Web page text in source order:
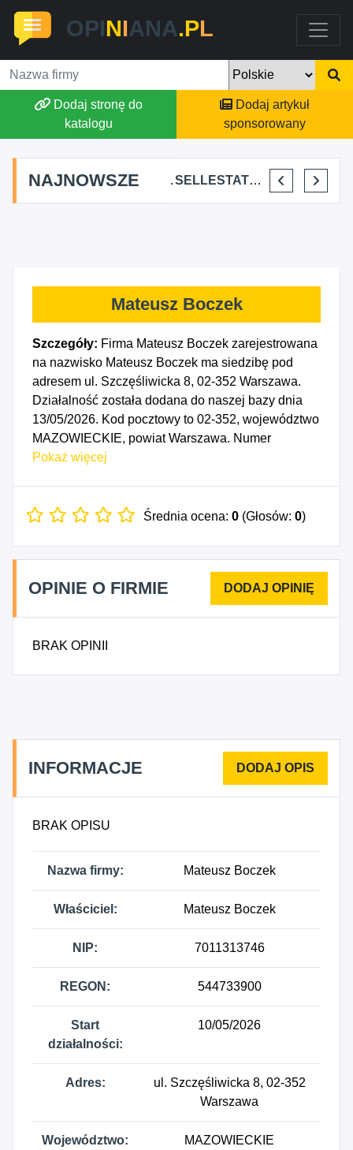
OPINIANA.PL
Dodaj stronę do
katalogu
Dodaj artykuł
sponsorowany
NAJNOWSZE
BARTŁOMIEJ DYLIK CLOUDY AFFAIRS INTERNATIONAL SELLESTATE AGATA SZALCZYK
Mateusz Boczek
Szczegóły: Firma Mateusz Boczek zarejestrowana
na nazwisko Mateusz Boczek ma siedzibę pod
adresem ul. Szczęśliwicka 8, 02-352 Warszawa.
Działalność została dodana do naszej bazy dnia
13/05/2026. Kod pocztowy to 02-352, województwo
MAZOWIECKIE, powiat Warszawa. Numer
Identyfikacji Podatkowej NIP to 7011313746, a
działalności gospodarczej przypada na dzień
wideo i programów telewizyjnych, 5912Z -
Działalność postprodukcyjna związana z filmami,
nagraniami wideo i programami telewizyjnymi,
nagrań wideo i programów telewizyjnych.
Pokaż więcej
Średnia ocena: 0 (Głosów: 0)
OPINIE O FIRMIE
BRAK OPINII
INFORMACJE
BRAK OPISU
Nazwa firmy: Mateusz Boczek
Właściciel: Mateusz Boczek
NIP: 7011313746
REGON: 544733900
Start
działalności:
10/05/2026
Adres:
ul. Szczęśliwicka 8, 02-352
Warszawa
Województwo: MAZOWIECKIE